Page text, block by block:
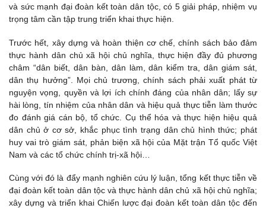
và sức mạnh đại đoàn kết toàn dân tộc, có 5 giải pháp, nhiệm vụ
trọng tâm cần tập trung triển khai thực hiện.
Trước hết, xây dựng và hoàn thiện cơ chế, chính sách bảo đảm
thực hành dân chủ xã hội chủ nghĩa, thực hiện đầy đủ phương
châm “dân biết, dân bàn, dân làm, dân kiểm tra, dân giám sát,
dân thụ hưởng”. Mọi chủ trương, chính sách phải xuất phát từ
nguyện vọng, quyền và lợi ích chính đáng của nhân dân; lấy sự
hài lòng, tín nhiệm của nhân dân và hiệu quả thực tiễn làm thước
đo đánh giá cán bộ, tổ chức. Cụ thể hóa và thực hiện hiệu quả
dân chủ ở cơ sở, khắc phục tình trạng dân chủ hình thức; phát
huy vai trò giám sát, phản biện xã hội của Mặt trận Tổ quốc Việt
Nam và các tổ chức chính trị-xã hội…
Cùng với đó là đẩy mạnh nghiên cứu lý luận, tổng kết thực tiễn về
đại đoàn kết toàn dân tộc và thực hành dân chủ xã hội chủ nghĩa;
xây dựng và triển khai Chiến lược đại đoàn kết toàn dân tộc đến